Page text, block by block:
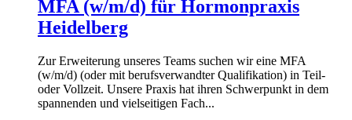
MFA (w/m/d) für Hormonpraxis
Heidelberg
Zur Erweiterung unseres Teams suchen wir eine MFA
(w/m/d) (oder mit berufsverwandter Qualifikation) in Teil-
oder Vollzeit. Unsere Praxis hat ihren Schwerpunkt in dem
spannenden und vielseitigen Fach...